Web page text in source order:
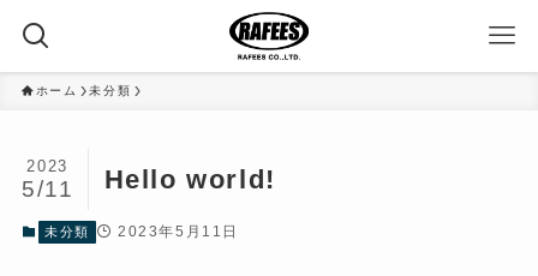
ホーム 未分類
Hello world!
2023
5/11
未分類 2023年5月11日